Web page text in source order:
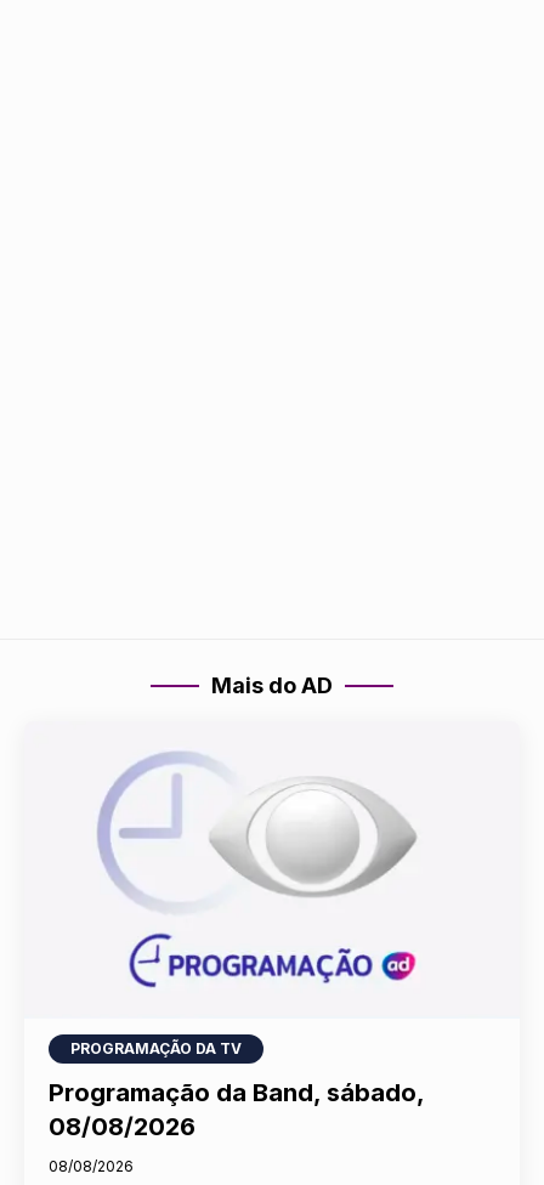
Mais do AD
PROGRAMAÇÃO DA TV
Programação da Band, sábado,
08/08/2026
08/08/2026